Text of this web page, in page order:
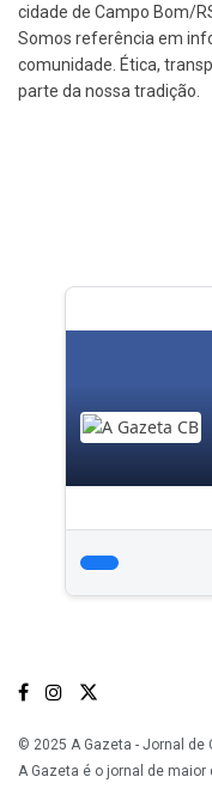
cidade de Campo Bom/
Somos referência em
comunidade. Ética,
parte da nossa tradição.
© 2025 A Gazeta - Jornal de
A Gazeta é o jornal de